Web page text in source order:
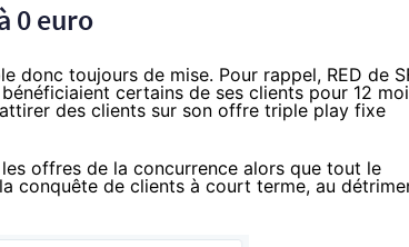
0 euro
donc toujours de mise. Pour rappel, RED de
certains de ses clients pour 12
des clients sur son offre triple play fixe
offres de la concurrence alors que tout le
conquête de clients à court terme, au